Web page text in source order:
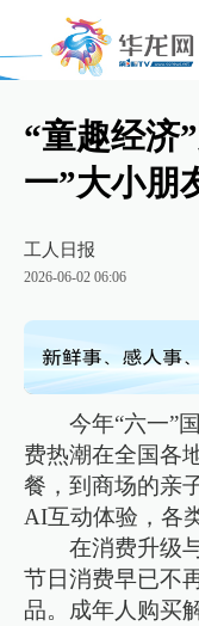
“童趣经济
一”大小朋
工人日报
2026-06-02 06:06
今年“六一”
费热潮在全国各
餐，到商场的亲
AI互动体验，各
在消费升级
节日消费早已不
品。成年人购买